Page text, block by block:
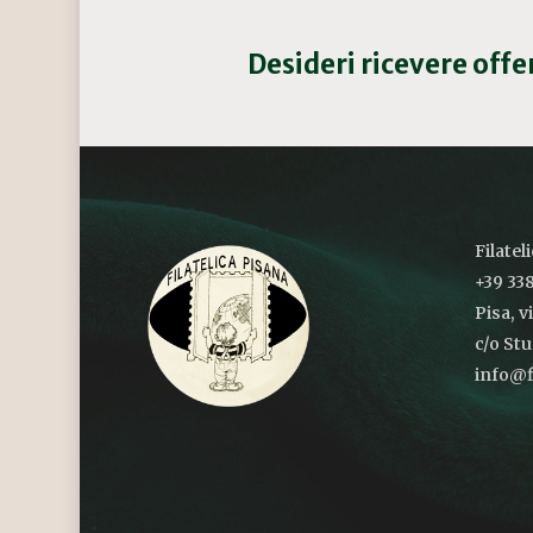
Desideri ricevere
+39
Pisa,
c/o